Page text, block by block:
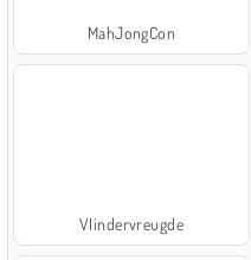
MahJongCon
Vlindervreugde